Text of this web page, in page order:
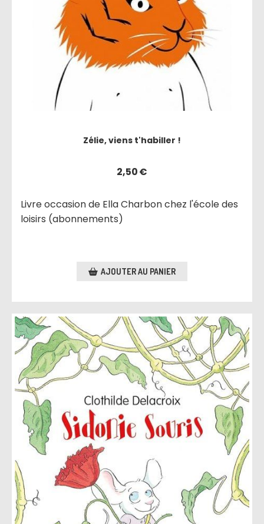
Zélie, viens t'habiller !
2,50€
Livre occasion de Ella Charbon chez l'école des
loisirs (abonnements)
AJOUTER AU PANIER